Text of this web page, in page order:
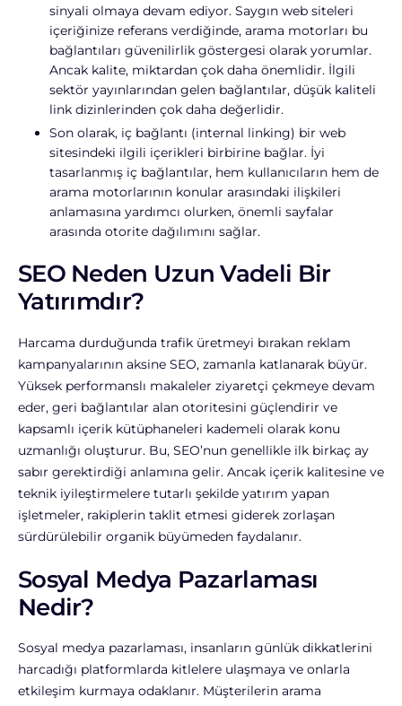
sinyali olmaya devam ediyor. Saygın web siteleri
içeriğinize referans verdiğinde, arama motorları bu
bağlantıları güvenilirlik göstergesi olarak yorumlar.
Ancak kalite, miktardan çok daha önemlidir. İlgili
sektör yayınlarından gelen bağlantılar, düşük kaliteli
link dizinlerinden çok daha değerlidir.
Son olarak, iç bağlantı (internal linking) bir web
sitesindeki ilgili içerikleri birbirine bağlar. İyi
tasarlanmış iç bağlantılar, hem kullanıcıların hem de
arama motorlarının konular arasındaki ilişkileri
anlamasına yardımcı olurken, önemli sayfalar
arasında otorite dağılımını sağlar.
SEO Neden Uzun Vadeli Bir
Yatırımdır?
Harcama durduğunda trafik üretmeyi bırakan reklam
kampanyalarının aksine SEO, zamanla katlanarak büyür.
Yüksek performanslı makaleler ziyaretçi çekmeye devam
eder, geri bağlantılar alan otoritesini güçlendirir ve
kapsamlı içerik kütüphaneleri kademeli olarak konu
uzmanlığı oluşturur. Bu, SEO’nun genellikle ilk birkaç ay
sabır gerektirdiği anlamına gelir. Ancak içerik kalitesine ve
teknik iyileştirmelere tutarlı şekilde yatırım yapan
işletmeler, rakiplerin taklit etmesi giderek zorlaşan
sürdürülebilir organik büyümeden faydalanır.
Sosyal Medya Pazarlaması
Nedir?
Sosyal medya pazarlaması, insanların günlük dikkatlerini
harcadığı platformlarda kitlelere ulaşmaya ve onlarla
etkileşim kurmaya odaklanır. Müşterilerin arama